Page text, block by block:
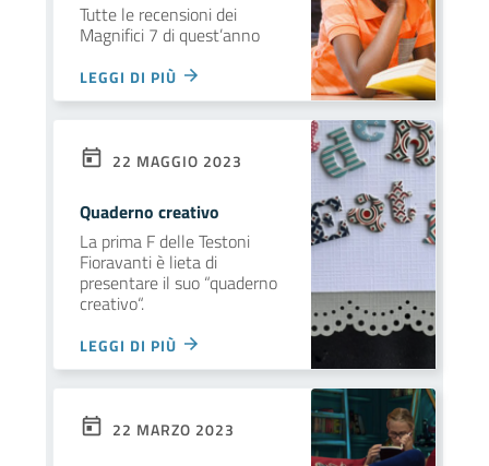
Tutte le recensioni dei
Magnifici 7 di quest’anno
LEGGI DI PIÙ
22 MAGGIO 2023
Quaderno creativo
La prima F delle Testoni
Fioravanti è lieta di
presentare il suo “quaderno
creativo“.
LEGGI DI PIÙ
22 MARZO 2023